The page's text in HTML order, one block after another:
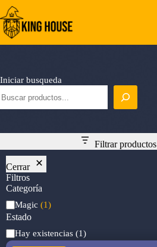
Saltar
al
contenido
Iniciar busqueda
Filtrar productos
Cerrar
Filtros
Categoría
Categoría
Magic (1)
Estado
Estado
Hay existencias (1)